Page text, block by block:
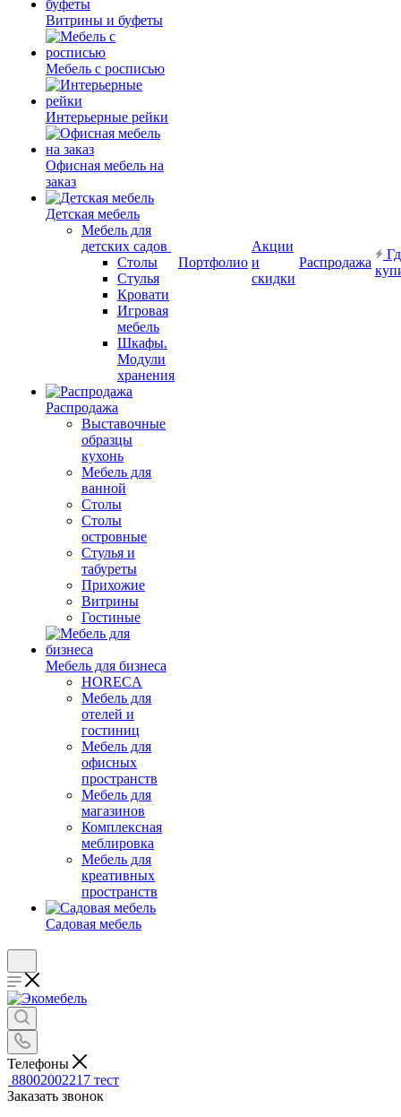
Витрины и буфеты
Мебель с росписью
Интерьерные рейки
Офисная мебель на
заказ
Детская мебель
Мебель для
детских садов
Столы
Стулья
Кровати
Игровая
мебель
Шкафы.
Модули
хранения
Распродажа
Выставочные
образцы
кухонь
Мебель для
ванной
Столы
Столы
островные
Стулья и
табуреты
Прихожие
Витрины
Гостиные
Мебель для бизнеса
HORECA
Мебель для
отелей и
гостиниц
Мебель для
офисных
пространств
Мебель для
магазинов
Комплексная
меблировка
Мебель для
креативных
пространств
Садовая мебель
Портфолио
Акции
и
скидки
Распродажа
Телефоны
88002002217 тест
Заказать звонок